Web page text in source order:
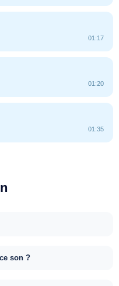
01:17
01:20
01:35
son ?